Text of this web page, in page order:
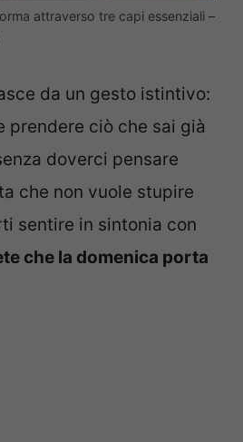
attraverso tre capi essenziali –
da un gesto istintivo:
prendere ciò che sai già
doverci pensare
che non vuole stupire
sentire in sintonia con
che la domenica porta